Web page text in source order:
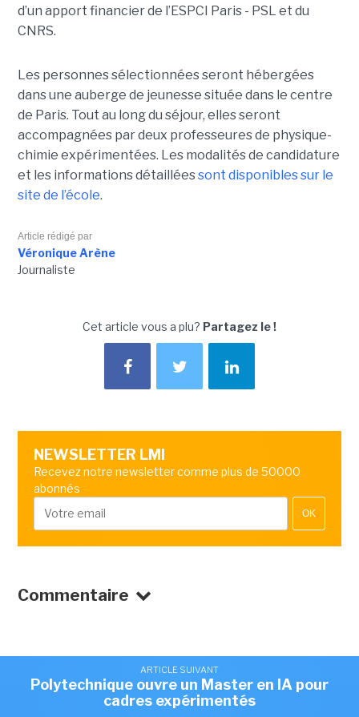
d’un apport financier de l’ESPCI Paris - PSL et du
CNRS.
Les personnes sélectionnées seront hébergées
dans une auberge de jeunesse située dans le centre
de Paris. Tout au long du séjour, elles seront
accompagnées par deux professeures de physique-
chimie expérimentées. Les modalités de candidature
et les informations détailléessont disponibles sur le
site de l’école.
Article rédigé par
Véronique Arène
Journaliste
Cet article vous a plu? Partagez le !
NEWSLETTER LMI
Recevez notre newsletter comme plus de 50000
abonnés
OK
Commentaire
ARTICLE SUIVANT
Polytechnique ouvre un Master en IA pour
cadres expérimentés